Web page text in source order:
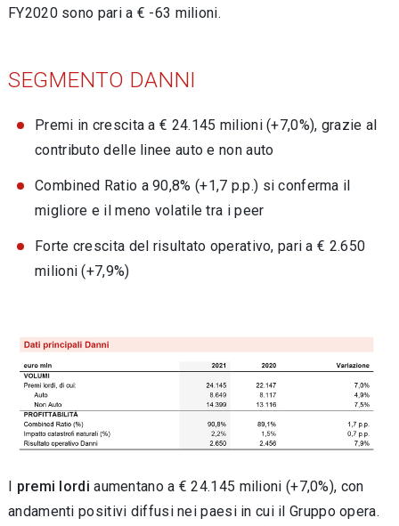
FY2020 sono pari a € -63 milioni.
SEGMENTO DANNI
Premi in crescita a € 24.145 milioni (+7,0%), grazie al
contributo delle linee auto e non auto
Combined Ratio a 90,8% (+1,7 p.p.) si conferma il
migliore e il meno volatile tra i peer
Forte crescita del risultato operativo, pari a € 2.650
milioni (+7,9%)
I premi lordiaumentano a € 24.145 milioni (+7,0%), con
andamenti positivi diffusi nei paesi in cui il Gruppo opera.